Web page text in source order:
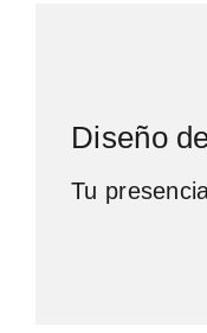
Diseño
Tu